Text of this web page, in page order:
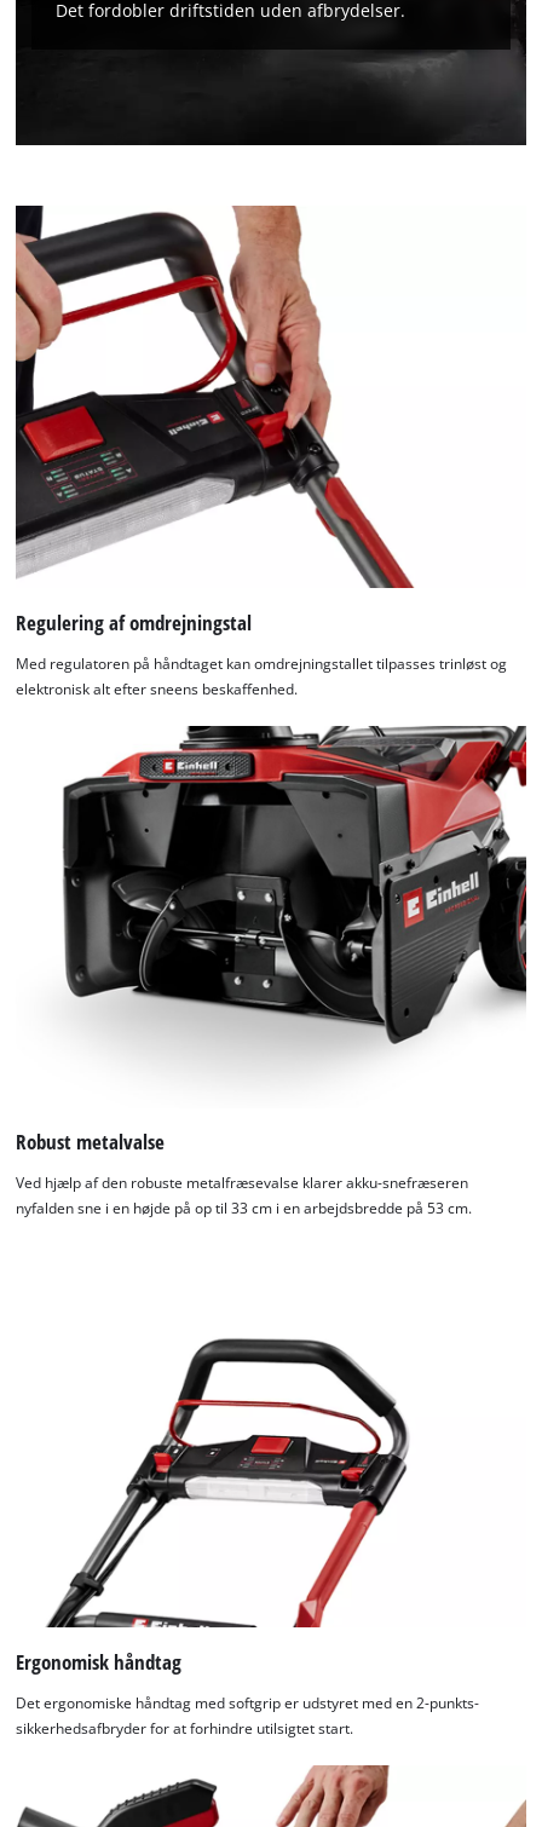
We need your consent to load the
Google Maps service!
Powered by
Usercentrics Consent
Management Platform
Det fordobler driftstiden uden afbrydelser.
Regulering af omdrejningstal
Med regulatoren på håndtaget kan omdrejningstallet tilpasses trinløst og
elektronisk alt efter sneens beskaffenhed.
Robust metalvalse
Ved hjælp af den robuste metalfræsevalse klarer akku-snefræseren
nyfalden sne i en højde på op til 33 cm i en arbejdsbredde på 53 cm.
Ergonomisk håndtag
Det ergonomiske håndtag med softgrip er udstyret med en 2-punkts-
sikkerhedsafbryder for at forhindre utilsigtet start.